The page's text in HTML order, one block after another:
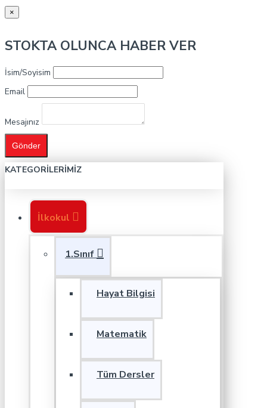
×
STOKTA OLUNCA HABER VER
İsim/Soyisim
Email
Mesajınız
Gönder
KATEGORILERIMIZ
İlkokul
1.Sınıf
Hayat Bilgisi
Matematik
Tüm Dersler